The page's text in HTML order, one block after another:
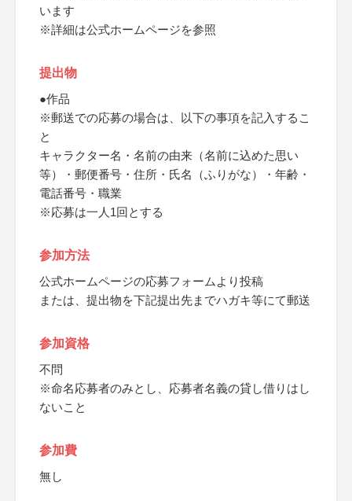
います
※詳細は公式ホームページを参照
提出物
●作品
※郵送での応募の場合は、以下の事項を記入するこ
と
キャラクター名・名前の由来（名前に込めた思い
等）・郵便番号・住所・氏名（ふりがな）・年齢・
電話番号・職業
※応募は一人1回とする
参加方法
公式ホームページの応募フォームより投稿
または、提出物を下記提出先までハガキ等にて郵送
参加資格
不問
※命名応募者のみとし、応募者名義の貸し借りはし
ないこと
参加費
無し